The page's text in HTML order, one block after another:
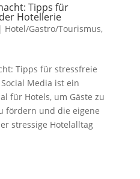
Tipps für
Hotellerie
| Hotel/Gastro/Tourismus,
Tipps für stressfreie
Media ist ein
für Hotels, um Gäste zu
fördern und die eigene
stressige Hotelalltag